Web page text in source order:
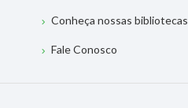
Conheça nossas bibliotecas
Fale Conosco